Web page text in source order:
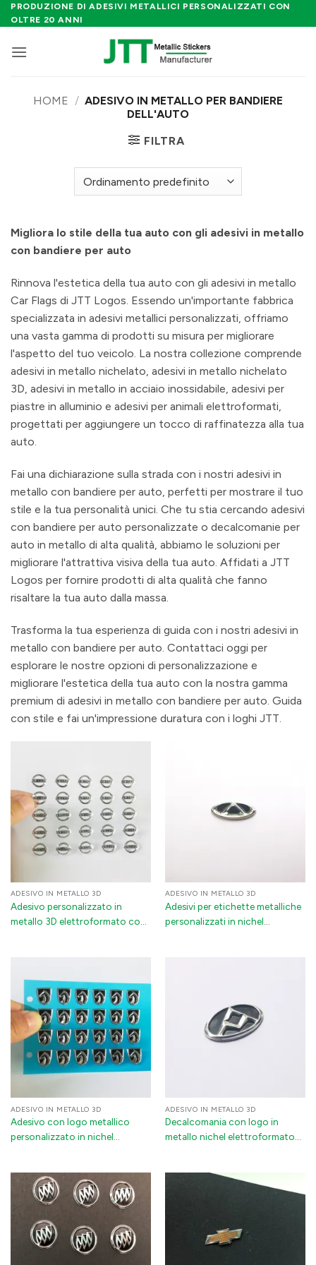
Salta
ai
PRODUZIONE DI ADESIVI METALLICI PERSONALIZZATI CON
OLTRE 20 ANNI
HOME / ADESIVO IN METALLO PER BANDIERE
DELL'AUTO
FILTRA
Migliora lo stile della tua auto con gli adesivi in metallo
con bandiere per auto
Rinnova l'estetica della tua auto con gli adesivi in metallo
Car Flags di JTT Logos. Essendo un'importante fabbrica
specializzata in adesivi metallici personalizzati, offriamo
una vasta gamma di prodotti su misura per migliorare
l'aspetto del tuo veicolo. La nostra collezione comprende
adesivi in metallo nichelato, adesivi in metallo nichelato
3D, adesivi in metallo in acciaio inossidabile, adesivi per
piastre in alluminio e adesivi per animali elettroformati,
progettati per aggiungere un tocco di raffinatezza alla tua
auto.
Fai una dichiarazione sulla strada con i nostri adesivi in
metallo con bandiere per auto, perfetti per mostrare il tuo
stile e la tua personalità unici. Che tu stia cercando adesivi
con bandiere per auto personalizzate o decalcomanie per
auto in metallo di alta qualità, abbiamo le soluzioni per
migliorare l'attrattiva visiva della tua auto. Affidati a JTT
Logos per fornire prodotti di alta qualità che fanno
risaltare la tua auto dalla massa.
Trasforma la tua esperienza di guida con i nostri adesivi in
metallo con bandiere per auto. Contattaci oggi per
esplorare le nostre opzioni di personalizzazione e
migliorare l'estetica della tua auto con la nostra gamma
premium di adesivi in metallo con bandiere per auto. Guida
con stile e fai un'impressione duratura con i loghi JTT.
ADESIVO IN METALLO 3D
Adesivo personalizzato in
metallo 3D elettroformato con
elettronica (argento/oro/oro
rosa)
ADESIVO IN METALLO 3D
Adesivi per etichette metalliche
personalizzati in nichel
ADESIVO IN METALLO 3D
Adesivo con logo metallico
personalizzato in nichel
rilievo per auto, elettronica e
imballaggi
ADESIVO IN METALLO 3D
Decalcomania con logo in
metallo nichel elettroformato
ed elettrodomestici